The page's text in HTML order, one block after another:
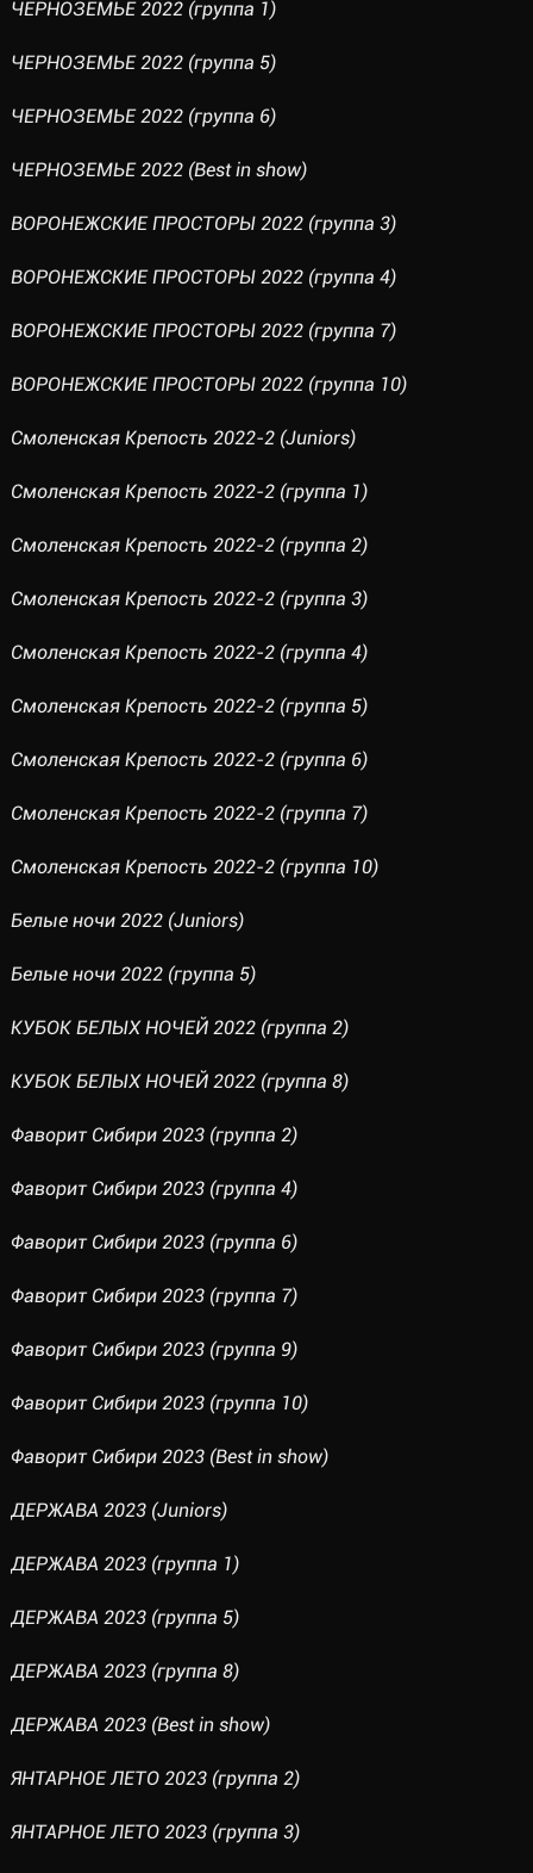
ЧЕРНОЗЕМЬЕ 2022 (группа 1)
ЧЕРНОЗЕМЬЕ 2022 (группа 5)
ЧЕРНОЗЕМЬЕ 2022 (группа 6)
ЧЕРНОЗЕМЬЕ 2022 (Best in show)
ВОРОНЕЖСКИЕ ПРОСТОРЫ 2022 (группа 3)
ВОРОНЕЖСКИЕ ПРОСТОРЫ 2022 (группа 4)
ВОРОНЕЖСКИЕ ПРОСТОРЫ 2022 (группа 7)
ВОРОНЕЖСКИЕ ПРОСТОРЫ 2022 (группа 10)
Смоленская Крепость 2022-2 (Juniors)
Смоленская Крепость 2022-2 (группа 1)
Смоленская Крепость 2022-2 (группа 2)
Смоленская Крепость 2022-2 (группа 3)
Смоленская Крепость 2022-2 (группа 4)
Смоленская Крепость 2022-2 (группа 5)
Смоленская Крепость 2022-2 (группа 6)
Смоленская Крепость 2022-2 (группа 7)
Смоленская Крепость 2022-2 (группа 10)
Белые ночи 2022 (Juniors)
Белые ночи 2022 (группа 5)
КУБОК БЕЛЫХ НОЧЕЙ 2022 (группа 2)
КУБОК БЕЛЫХ НОЧЕЙ 2022 (группа 8)
Фаворит Сибири 2023 (группа 2)
Фаворит Сибири 2023 (группа 4)
Фаворит Сибири 2023 (группа 6)
Фаворит Сибири 2023 (группа 7)
Фаворит Сибири 2023 (группа 9)
Фаворит Сибири 2023 (группа 10)
Фаворит Сибири 2023 (Best in show)
ДЕРЖАВА 2023 (Juniors)
ДЕРЖАВА 2023 (группа 1)
ДЕРЖАВА 2023 (группа 5)
ДЕРЖАВА 2023 (группа 8)
ДЕРЖАВА 2023 (Best in show)
ЯНТАРНОЕ ЛЕТО 2023 (группа 2)
ЯНТАРНОЕ ЛЕТО 2023 (группа 3)